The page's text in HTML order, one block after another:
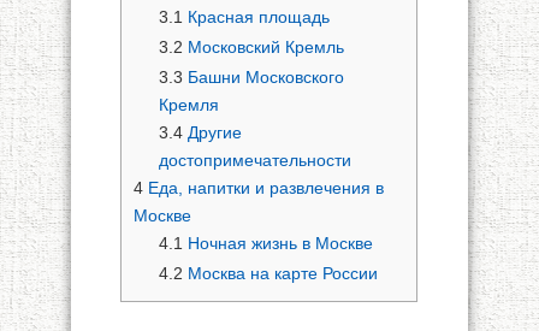
3.1 Красная площадь
3.2 Московский Кремль
3.3 Башни Московского
Кремля
3.4 Другие
достопримечательности
4 Еда, напитки и развлечения в
Москве
4.1 Ночная жизнь в Москве
4.2 Москва на карте России